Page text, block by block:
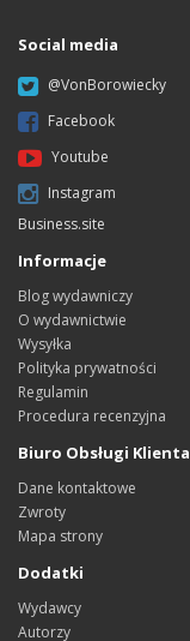
Social media
@VonBorowiecky
Facebook
Youtube
Instagram
Business.site
Informacje
Blog wydawniczy
O wydawnictwie
Wysyłka
Polityka prywatności
Regulamin
Procedura recenzyjna
Biuro Obsługi Klienta
Dane kontaktowe
Zwroty
Mapa strony
Dodatki
Wydawcy
Autorzy